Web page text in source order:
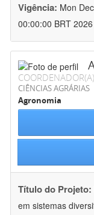
Vigência: Mon
00:00:00 BRT 2026
COORDENADOR(A)
CIÊNCIAS AGRÁRIAS
Agronomia
Título do Projeto:
em sistemas